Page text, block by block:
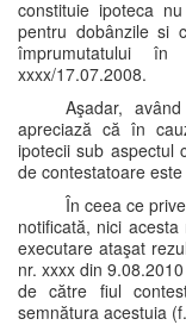
constituie ipoteca
pentru dobânzile si
împrumutatului
xxxx/17.07.2008.
Aşadar,
apreciază că în
ipotecii sub aspectul
de contestatoare
În ceea ce
notificată, nici
executare ataşat
nr. xxxx din
de către fiul
semnătura acestuia